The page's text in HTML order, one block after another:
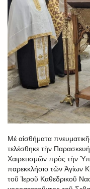
Μέ αἰσθήματα
τελέσθηκε τὴν
Χαιρετισμῶν πρὸς τὴν
παρεκκλήσιο τῶν Ἁγίων
τοῦ Ἱεροῦ Καθεδρικοῦ